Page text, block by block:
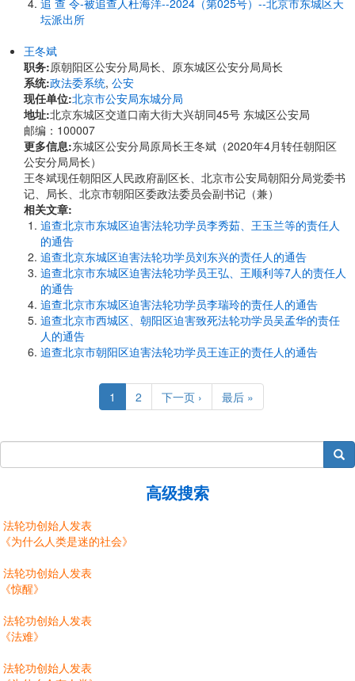
追 查 令-被追查人杜海洋--2024（第025号）--北京市东城区天
坛派出所
王冬斌
职务:原朝阳区公安分局局长、原东城区公安分局局长
系统:政法委系统, 公安
现任单位:北京市公安局东城分局
地址:北京东城区交道口南大街大兴胡同45号 东城区公安局
邮编：100007
更多信息:东城区公安分局原局长王冬斌（2020年4月转任朝阳区
公安分局局长）
王冬斌现任朝阳区人民政府副区长、北京市公安局朝阳分局党委书
记、局长、北京市朝阳区委政法委员会副书记（兼）
相关文章:
追查北京市东城区迫害法轮功学员李秀茹、王玉兰等的责任人
的通告
追查北京东城区迫害法轮功学员刘东兴的责任人的通告
追查北京市东城区迫害法轮功学员王弘、王顺利等7人的责任人
的通告
追查北京市东城区迫害法轮功学员李瑞玲的责任人的通告
追查北京市西城区、朝阳区迫害致死法轮功学员吴孟华的责任
人的通告
追查北京市朝阳区迫害法轮功学员王连正的责任人的通告
Current
page
1 Page
2
Next
page
下一页 ›
Last
page
最后 »
搜索
高级搜索
法轮功创始人发表
《为什么人类是迷的社会》
法轮功创始人发表
《惊醒》
法轮功创始人发表
《法难》
法轮功创始人发表